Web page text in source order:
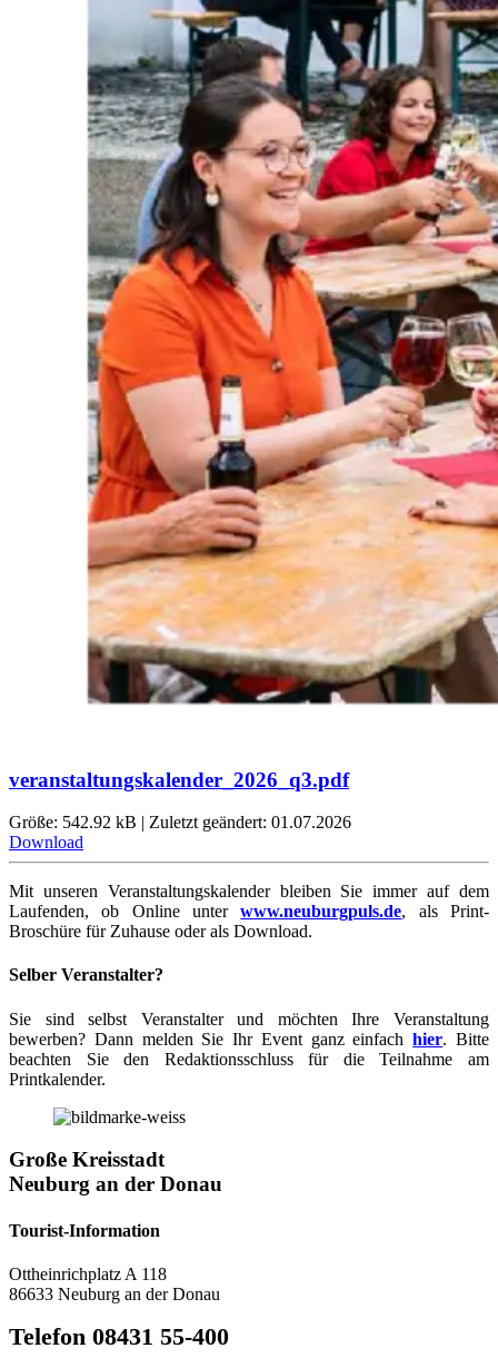
veranstaltungskalender_2026_q3.pdf
Größe: 542.92 kB | Zuletzt geändert: 01.07.2026
Download
Mit unseren Veranstaltungskalender bleiben Sie immer auf dem
Laufenden, ob Online unterwww.neuburgpuls.de,
als Print-
Broschüre für Zuhause oder als Download.
Selber Veranstalter?
Sie sind selbst Veranstalter und möchten Ihre Veranstaltung
bewerben? Dann melden Sie Ihr Event ganz einfachhier. Bitte
beachten Sie den Redaktionsschluss für die Teilnahme am
Printkalender.
Große Kreisstadt
Neuburg an der Donau
Tourist-Information
Ottheinrichplatz A 118
86633 Neuburg an der Donau
Telefon 08431 55-400